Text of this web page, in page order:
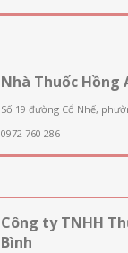
Nhà Thuốc Hồng
Số 19 đường Cổ Nhế,
0972 760 286
Công ty TNHH
Bình